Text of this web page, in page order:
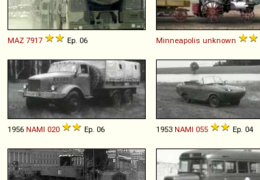
MAZ 7917 Ep. 06 Minneapolis unknown
1956 NAMI 020 Ep. 06 1953 NAMI 055 Ep. 04